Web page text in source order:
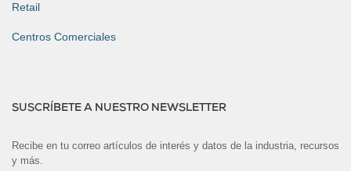
Retail
Centros Comerciales
SUSCRÍBETE A NUESTRO NEWSLETTER
Recibe en tu correo artículos de interés y datos de la industria, recursos
y más.